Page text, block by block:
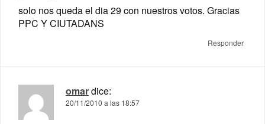
solo nos queda el dia 29 con nuestros votos. Gracias
PPC Y CIUTADANS
Responder
omardice:
20/11/2010 a las 18:57